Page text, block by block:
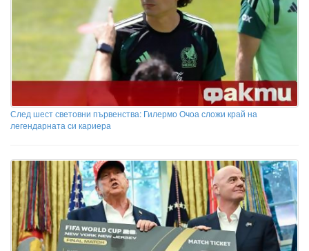
След шест световни първенства: Гилермо Очоа сложи край на
легендарната си кариера